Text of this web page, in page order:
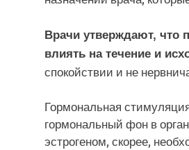
Врачи утверждают,
влиять на течение и
спокойствии и не
Гормональная
гормональный фон в
эстрогеном, скорее,